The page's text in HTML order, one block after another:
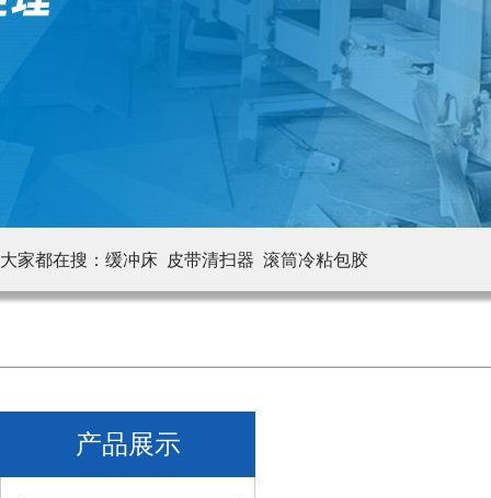
大家都在搜： 缓冲床 皮带清扫器 滚筒冷粘包胶
产品展示